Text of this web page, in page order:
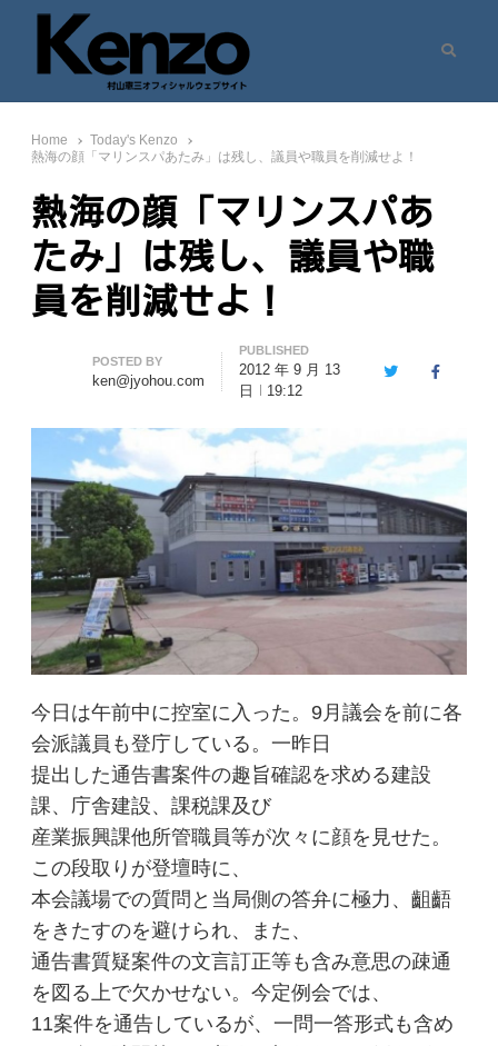
七転八起 – 村山憲三 Official Site
村山憲三ウェブサイト
Home
Today's Kenzo
熱海の顔「マリンスパあたみ」は残し、議員や職員を削減せよ！
熱海の顔「マリンスパあ
たみ」は残し、議員や職
員を削減せよ！
Author
POSTED BY
ken@jyohou.com
PUBLISHED
2012 年 9 月 13
日
19:12
TwitterFacebook
今日は午前中に控室に入った。9月議会を前に各
会派議員も登庁している。一昨日
提出した通告書案件の趣旨確認を求める建設
課、庁舎建設、課税課及び
産業振興課他所管職員等が次々に顔を見せた。
この段取りが登壇時に、
本会議場での質問と当局側の答弁に極力、齟齬
をきたすのを避けられ、また、
通告書質疑案件の文言訂正等も含み意思の疎通
を図る上で欠かせない。今定例会では、
11案件を通告しているが、一問一答形式も含め